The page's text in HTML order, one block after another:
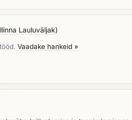
Lauluväljak)
Vaadake hankeid »